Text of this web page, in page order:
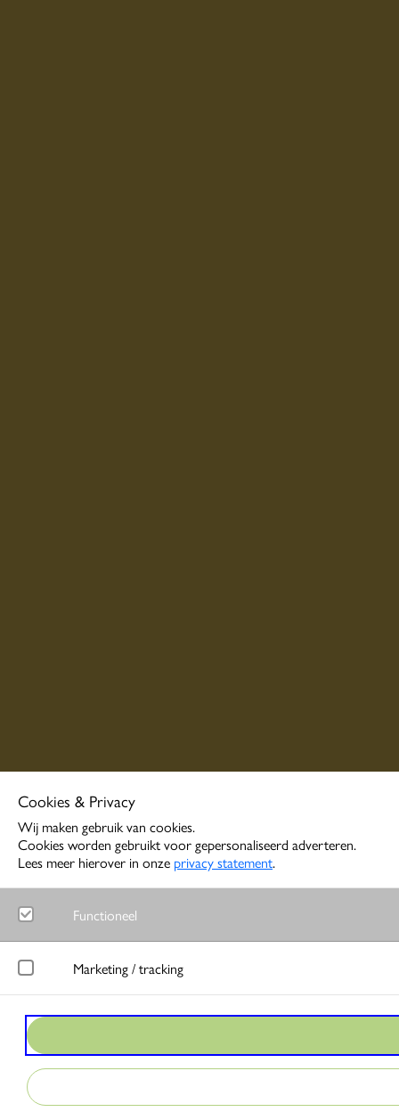
Cookies & Privacy
Wij maken gebruik van cookies.
Cookies worden gebruikt voor gepersonaliseerd adverteren.
Lees meer hierover in onze privacy statement.
Functioneel
Noodzakelijk
Google Analytics
Bezoekersstatistieken en gebruik van de website worden anoniem
Matomo
Marketing / tracking
LinkedIn
Meet gedrag van websitebezoekers en wordt gebruikt om
Google Ads
Bij interactie met advertenties slaat Google gegevens op om